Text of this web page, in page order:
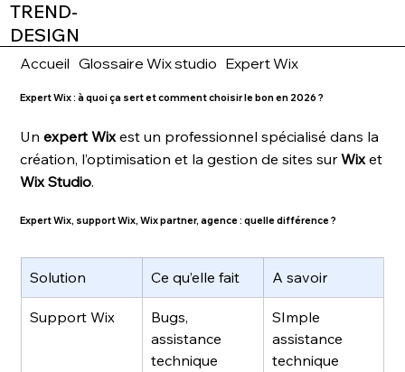
TREND-
DESIGN
Accueil Glossaire Wix studio Expert Wix
Expert Wix : à quoi ça sert et comment choisir le bon en 2026 ?
Unexpert Wixest un professionnel spécialisé dans la
création, l’optimisation et la gestion de sites surWixet
Wix Studio.
Expert Wix, support Wix, Wix partner, agence : quelle différence ?
Solution Ce qu’elle fait A savoir
Support Wix
Bugs,
assistance
technique
SImple
assistance
technique